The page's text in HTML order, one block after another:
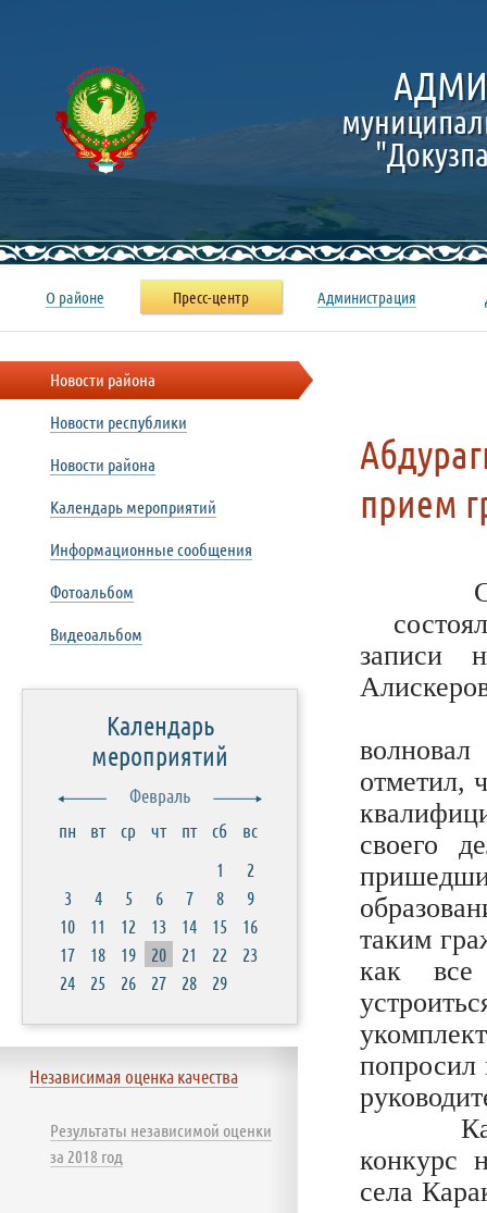
прием
записи
отметил,
своего
таким
как все
попросил
Как
конкурс
села
Новости района
Новости республики
Новости района
Календарь мероприятий
Информационные сообщения
Фотоальбом
Видеоальбом
Календарь
мероприятий
Февраль
пн
вт ср чт пт сб
вс
1
2
3
4 5 6 7 8
9
10
11 12 13 14 15
16
17
18 19 20 21 22
23
24
25 26 27 28 29
Независимая оценка качества
Результаты независимой оценки
за 2018 год
О районе Пресс-центр Администрация